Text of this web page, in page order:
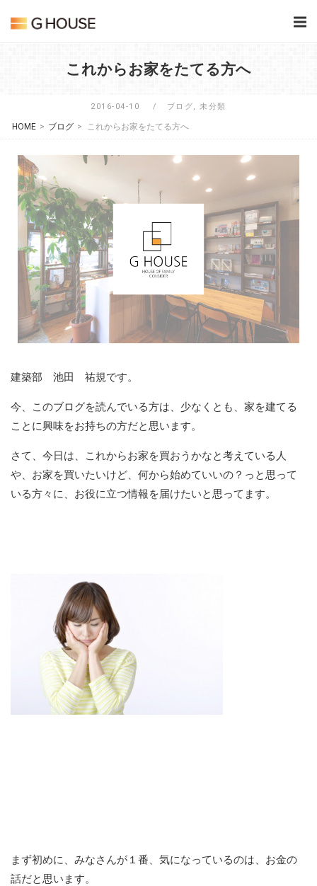
これからお家をたてる方へ
2016-04-10 ブログ,未分類
HOME > ブログ > これからお家をたてる方へ
建築部 池田 祐規です。
今、このブログを読んでいる方は、少なくとも、家を建てる
ことに興味をお持ちの方だと思います。
さて、今日は、これからお家を買おうかなと考えている人
や、お家を買いたいけど、何から始めていいの？っと思って
いる方々に、お役に立つ情報を届けたいと思ってます。
まず初めに、みなさんが１番、気になっているのは、お金の
話だと思います。